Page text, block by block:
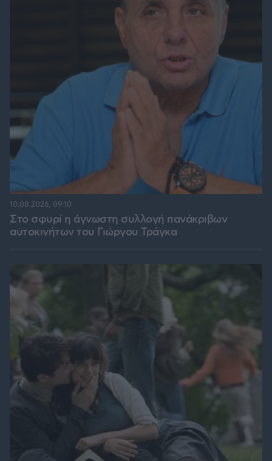
Στο σφυρί η άγνωστη συλλογή πανάκριβων
αυτοκινήτων του Γιώργου Τράγκα
10.08.2026, 09:10